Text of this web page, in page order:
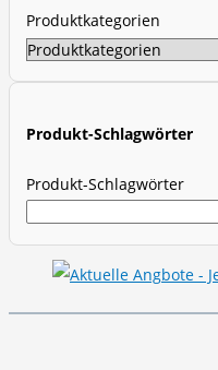
Produktkategorien
Produkt-Schlagwörter
Produkt-Schlagwörter